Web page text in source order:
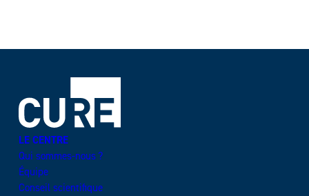
LE CENTRE
Qui sommes-nous ?
Équipe
Conseil scientifique